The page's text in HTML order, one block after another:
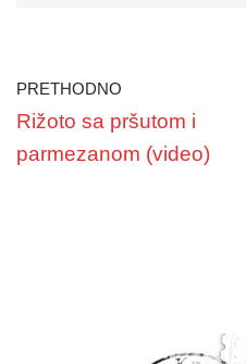
PRETHODNO
Rižoto sa pršutom i
parmezanom (video)